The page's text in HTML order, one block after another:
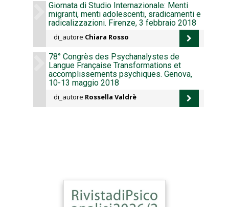
Giornata di Studio Internazionale: Menti
migranti, menti adolescenti, sradicamenti e
radicalizzazioni. Firenze, 3 febbraio 2018
di_autore Chiara Rosso
78° Congrès des Psychanalystes de
Langue Française Transformations et
accomplissements psychiques. Genova,
10-13 maggio 2018
di_autore Rossella Valdrè